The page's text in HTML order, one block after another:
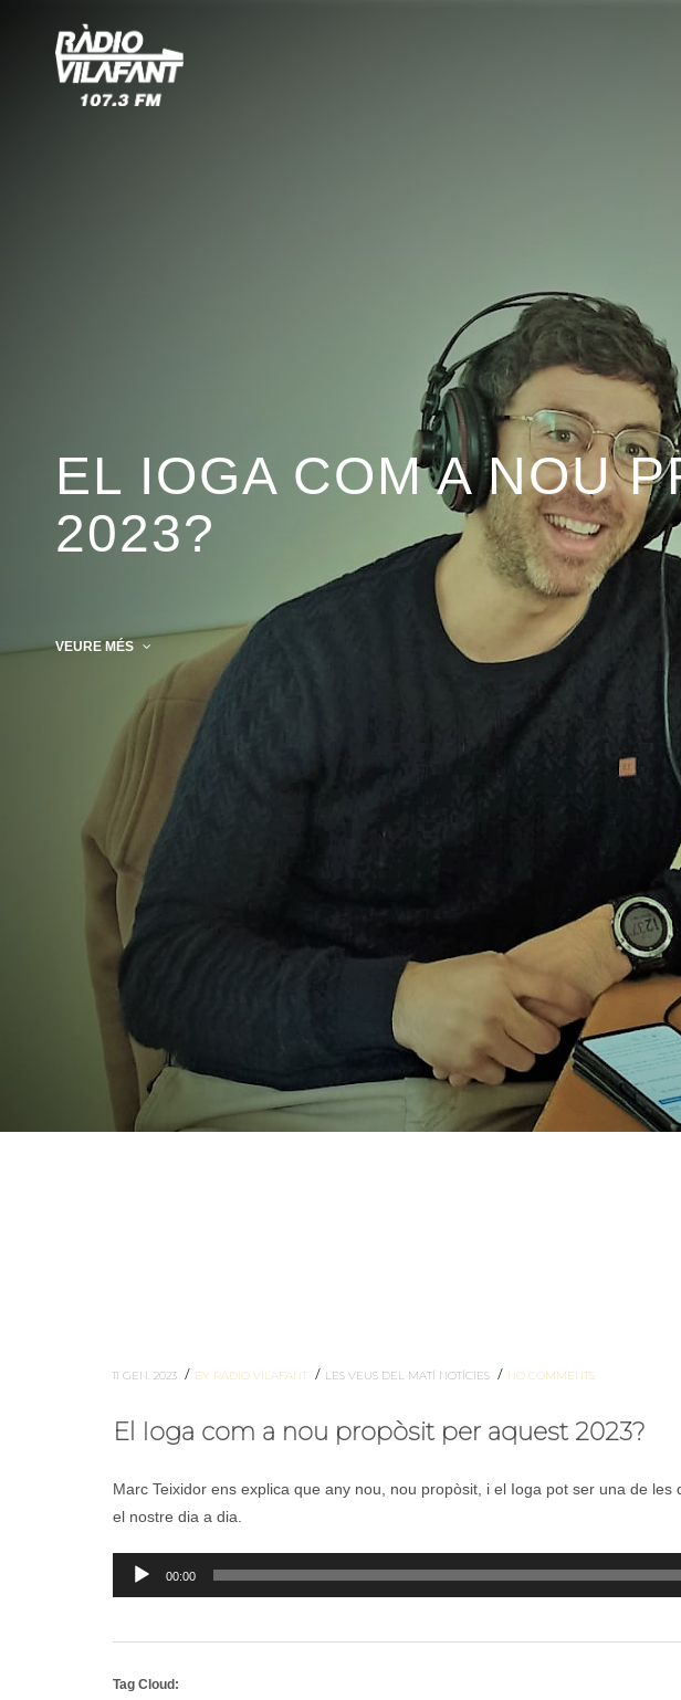
EL IOGA COM A NOU
2023?
VEURE MÉS
11 GEN. 2023 / BY RADIO VILAFANT / LES VEUS DEL MATÍ NOTÍCIES / NO COMMENTS
El Ioga com a nou propòsit per aquest 2023?
Marc Teixidor ens explica que any nou, nou propòsit, i el Ioga pot ser una de les
el nostre dia a dia.
Reproductor
d'àudio
00:00
Tag Cloud: